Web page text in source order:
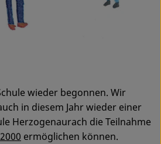
wieder begonnen. Wir
in diesem Jahr wieder einer
Herzogenaurach die Teilnahme
ermöglichen können.